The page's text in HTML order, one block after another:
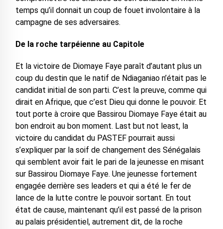
temps qu’il donnait un coup de fouet involontaire à la
campagne de ses adversaires.
De la roche tarpéienne au Capitole
Et la victoire de Diomaye Faye paraît d’autant plus un
coup du destin que le natif de Ndiaganiao n’était pas le
candidat initial de son parti. C’est la preuve, comme qui
dirait en Afrique, que c’est Dieu qui donne le pouvoir. Et
tout porte à croire que Bassirou Diomaye Faye était au
bon endroit au bon moment. Last but not least, la
victoire du candidat du PASTEF pourrait aussi
s’expliquer par la soif de changement des Sénégalais
qui semblent avoir fait le pari de la jeunesse en misant
sur Bassirou Diomaye Faye. Une jeunesse fortement
engagée derrière ses leaders et qui a été le fer de
lance de la lutte contre le pouvoir sortant. En tout
état de cause, maintenant qu’il est passé de la prison
au palais présidentiel, autrement dit, de la roche